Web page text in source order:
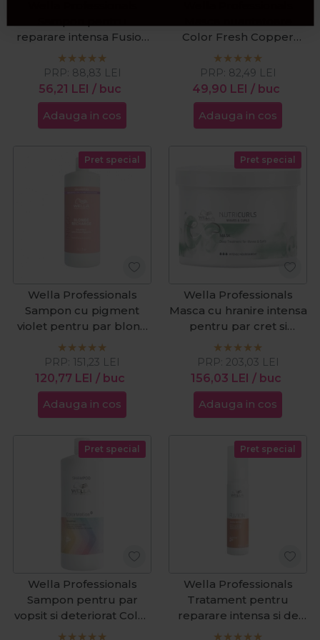
reparare intensa Fusion
Silksteel 250ml
56,21 LEI / buc
PRP: 88,83 LEI
Adauga in cos
Color Fresh Copper
Glow 150ml
49,90 LEI / buc
PRP: 82,49 LEI
Adauga in cos
Pret special
Wella Professionals
Sampon cu pigment
violet pentru par blond
Invigo Blonde Recharge
1000ml
120,77 LEI / buc
PRP: 151,23 LEI
Adauga in cos
Pret special
Wella Professionals
Masca cu hranire intensa
pentru par cret si
ondulat Nutricurls
Waves&Curls 500ml
156,03 LEI / buc
PRP: 203,03 LEI
Adauga in cos
Pret special
Wella Professionals
Sampon pentru par
vopsit si deteriorat Color
Motion+ 1000ml
Pret special
Wella Professionals
Tratament pentru
reparare intensa si de
durata Fusion Amino